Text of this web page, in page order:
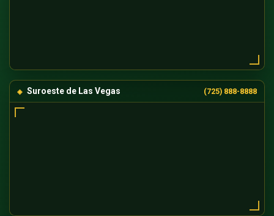
Suroeste de Las Vegas (725) 888-8888